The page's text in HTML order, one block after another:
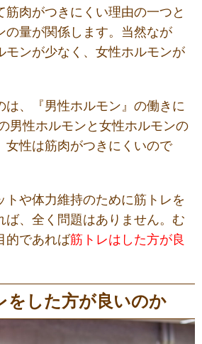
筋肉がつきにくい理由の一つと
の量が関係します。当然なが
ンが少なく、 女性ホルモンが
は、『男性ホルモン』の働きに
男性ホルモンと女性ホルモンの
女性は筋肉がつきにくいので
トや体力維持のために筋トレを
ば、全く問題はありません。む
的であれば筋トレはした方が良
をした方が良いのか